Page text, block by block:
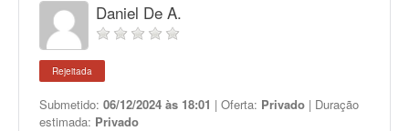
Daniel De A.
Rejeitada
Submetido: 06/12/2024 às 18:01 | Oferta: Privado | Duração
estimada: Privado